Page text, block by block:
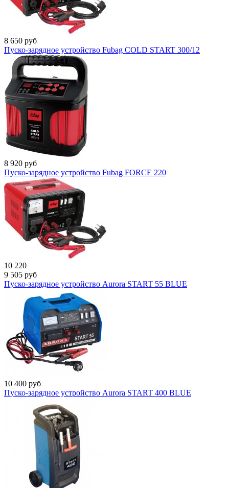
8 650 руб
Пуско-зарядное устройство Fubag COLD START 300/12
8 920 руб
Пуско-зарядное устройство Fubag FORCE 220
10 220
9 505 руб
Пуско-зарядное устройство Aurora START 55 BLUE
10 400 руб
Пуско-зарядное устройство Aurora START 400 BLUE